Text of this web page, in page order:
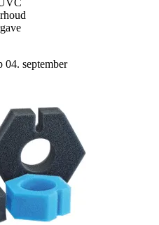
september